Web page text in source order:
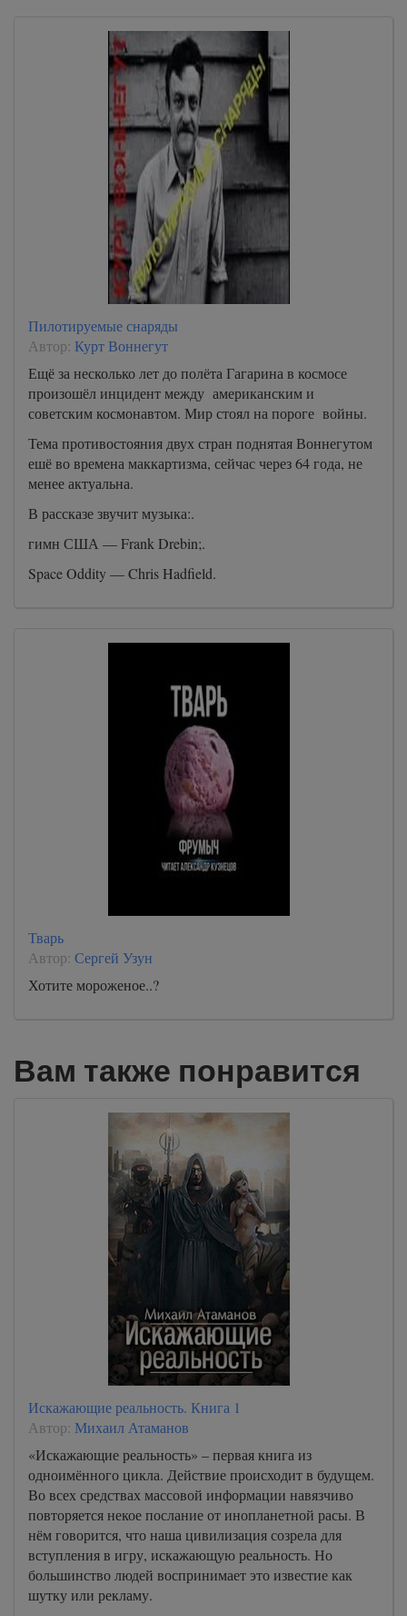
Пилотируемые снаряды
Автор: Курт Воннегут
Ещё за несколько лет до полёта Гагарина в космосе
произошёл инцидент между американским и
советским космонавтом. Мир стоял на пороге войны.
Тема противостояния двух стран поднятая Воннегутом
ешё во времена маккартизма, сейчас через 64 года, не
менее актуальна.
В рассказе звучит музыка:.
гимн США — Frank Drebin;.
Space Oddity — Chris Hadfield.
Тварь
Автор: Сергей Узун
Хотите мороженое..?
Вам также понравится
Искажающие реальность. Книга 1
Автор: Михаил Атаманов
«Искажающие реальность» – первая книга из
одноимённого цикла. Действие происходит в будущем.
Во всех средствах массовой информации навязчиво
повторяется некое послание от инопланетной расы. В
нём говорится, что наша цивилизация созрела для
вступления в игру, искажающую реальность. Но
большинство людей воспринимает это известие как
шутку или рекламу.